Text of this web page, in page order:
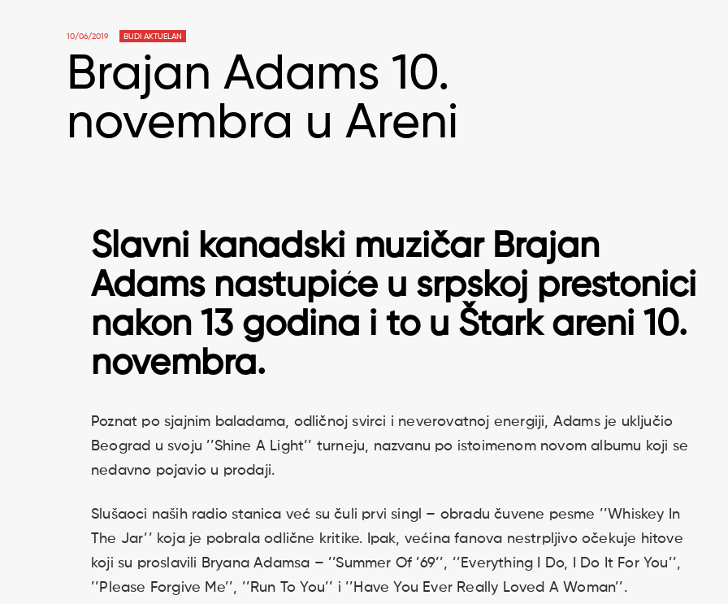
10/06/2019 BUDI AKTUELAN
Brajan Adams 10.
novembra u Areni
Slavni kanadski muzičar Brajan
Adams nastupiće u srpskoj prestonici
nakon 13 godina i to u Štark areni 10.
novembra.
Poznat po sjajnim baladama, odličnoj svirci i neverovatnoj energiji, Adams je uključio
Beograd u svoju ’’Shine A Light’’ turneju, nazvanu po istoimenom novom albumu koji se
nedavno pojavio u prodaji.
Slušaoci naših radio stanica već su čuli prvi singl – obradu čuvene pesme ’’Whiskey In
The Jar’’ koja je pobrala odlične kritike. Ipak, većina fanova nestrpljivo očekuje hitove
koji su proslavili Bryana Adamsa – ’’Summer Of ’69’’, ’’Everything I Do, I Do It For You’’,
’’Please Forgive Me’’, ’’Run To You’’ i ’’Have You Ever Really Loved A Woman’’.